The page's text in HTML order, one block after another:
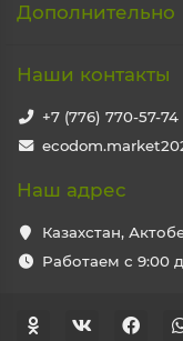
Дополнительно
Наши контакты
+7 (776) 770-57-74
Наш адрес
Казахстан,
Работаем с 9:00